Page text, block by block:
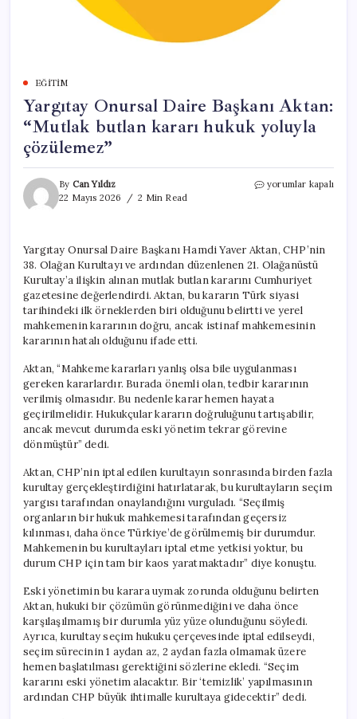
EĞITIM
Yargıtay Onursal Daire Başkanı Aktan:
“Mutlak butlan kararı hukuk yoluyla
çözülemez”
By Can Yıldız
22 Mayıs 2026
2 Min Read
Yargıtay
“Mutlak
butlan
kararı
hukuk
çözülemez”
için
yorumlar kapalı
Yargıtay Onursal Daire Başkanı Hamdi Yaver Aktan, CHP’nin
38. Olağan Kurultayı ve ardından düzenlenen 21. Olağanüstü
Kurultay’a ilişkin alınan mutlak butlan kararını Cumhuriyet
gazetesine değerlendirdi. Aktan, bu kararın Türk siyasi
tarihindeki ilk örneklerden biri olduğunu belirtti ve yerel
mahkemenin kararının doğru, ancak istinaf mahkemesinin
kararının hatalı olduğunu ifade etti.
Aktan, “Mahkeme kararları yanlış olsa bile uygulanması
gereken kararlardır. Burada önemli olan, tedbir kararının
verilmiş olmasıdır. Bu nedenle karar hemen hayata
geçirilmelidir. Hukukçular kararın doğruluğunu tartışabilir,
ancak mevcut durumda eski yönetim tekrar görevine
dönmüştür” dedi.
Aktan, CHP’nin iptal edilen kurultayın sonrasında birden fazla
kurultay gerçekleştirdiğini hatırlatarak, bu kurultayların seçim
yargısı tarafından onaylandığını vurguladı. “Seçilmiş
organların bir hukuk mahkemesi tarafından geçersiz
kılınması, daha önce Türkiye’de görülmemiş bir durumdur.
Mahkemenin bu kurultayları iptal etme yetkisi yoktur, bu
durum CHP için tam bir kaos yaratmaktadır” diye konuştu.
Eski yönetimin bu karara uymak zorunda olduğunu belirten
Aktan, hukuki bir çözümün görünmediğini ve daha önce
karşılaşılmamış bir durumla yüz yüze olunduğunu söyledi.
Ayrıca, kurultay seçim hukuku çerçevesinde iptal edilseydi,
seçim sürecinin 1 aydan az, 2 aydan fazla olmamak üzere
hemen başlatılması gerektiğini sözlerine ekledi. “Seçim
kararını eski yönetim alacaktır. Bir ‘temizlik’ yapılmasının
ardından CHP büyük ihtimalle kurultaya gidecektir” dedi.